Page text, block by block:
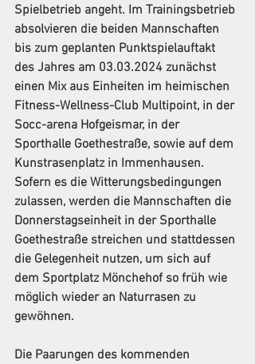
Spielbetrieb angeht. Im Trainingsbetrieb
absolvieren die beiden Mannschaften
bis zum geplanten Punktspielauftakt
des Jahres am 03.03.2024 zunächst
einen Mix aus Einheiten im heimischen
Fitness-Wellness-Club Multipoint, in der
Socc-arena Hofgeismar, in der
Sporthalle Goethestraße, sowie auf dem
Kunstrasenplatz in Immenhausen.
Sofern es die Witterungsbedingungen
zulassen, werden die Mannschaften die
Donnerstagseinheit in der Sporthalle
Goethestraße streichen und stattdessen
die Gelegenheit nutzen, um sich auf
dem Sportplatz Mönchehof so früh wie
möglich wieder an Naturrasen zu
gewöhnen.
Die Paarungen des kommenden